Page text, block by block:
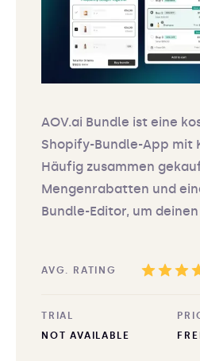
AOV.ai Bundle ist eine
Shopify-Bundle-App mit
Häufig zusammen
Mengenrabatten und
Bundle-Editor, um
AVG. RATING
TRIAL
NOT AVAILABLE